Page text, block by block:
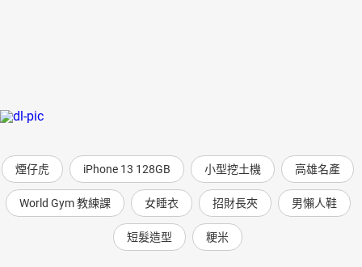
煙仔虎 iPhone 13 128GB 小型挖土機 高雄名產
World Gym 教練課 女睡衣 招財長夾 男懶人鞋
短髮造型 粳米